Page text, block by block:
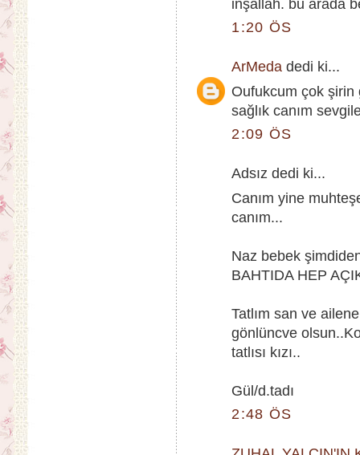
inşallah. bu arada
1:20 ÖS
ArMeda dedi ki...
Oufukcum çok
sağlık canım
2:09 ÖS
Adsız dedi ki...
Canım yine
canım...
Naz bebek
BAHTIDA HEP
Tatlım san ve
gönlüncve
tatlısı kızı..
Gül/d.tadı
2:48 ÖS